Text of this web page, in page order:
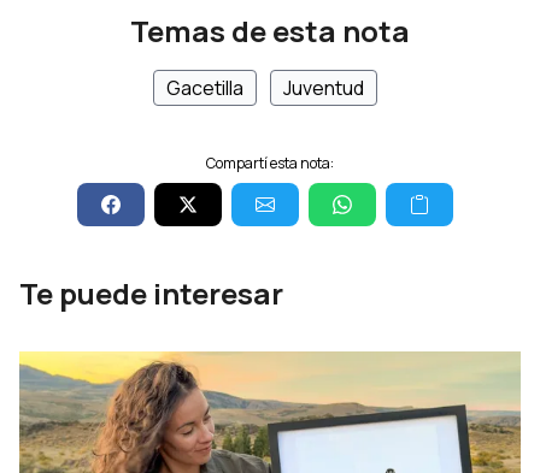
Temas de esta nota
Gacetilla Juventud
Compartí esta nota:
Te puede interesar